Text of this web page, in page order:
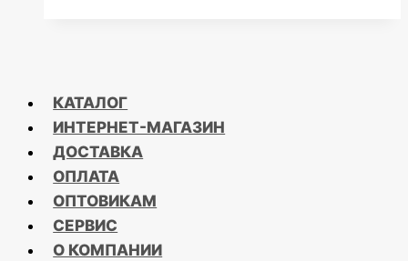
КАТАЛОГ
ИНТЕРНЕТ-МАГАЗИН
ДОСТАВКА
ОПЛАТА
ОПТОВИКАМ
СЕРВИС
О КОМПАНИИ